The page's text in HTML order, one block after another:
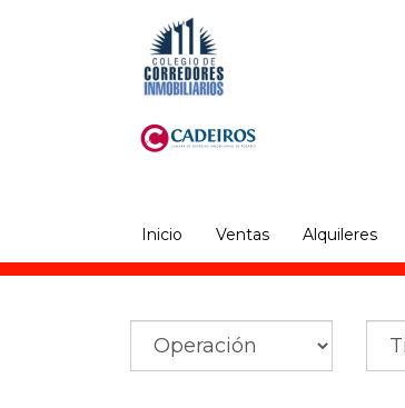
Inicio Ventas Alquileres